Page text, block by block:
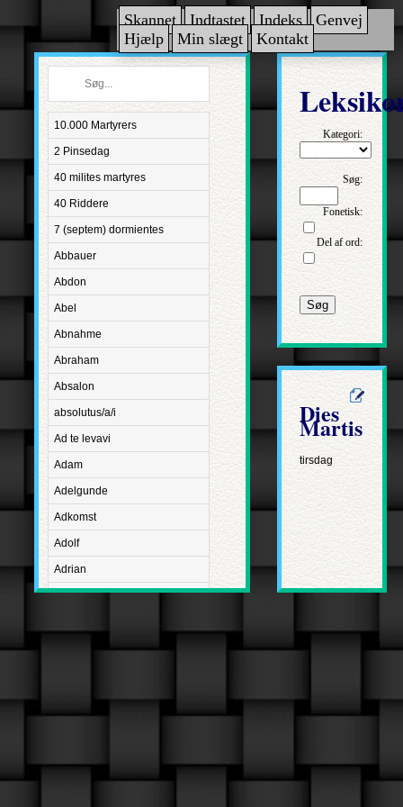
Skannet Indtastet Indeks
Genvej
Hjælp
Min slægt Kontakt
10.000 Martyrers
2 Pinsedag
40 milites martyres
40 Riddere
7 (septem) dormientes
Abbauer
Abdon
Abel
Abnahme
Abraham
Absalon
absolutus/a/i
Ad te levavi
Adam
Adelgunde
Adkomst
Adolf
Adrian
Advent
Aetatis suae
Agapetus
Kategori:
Søg:
Fonetisk:
Del af ord:
Søg
Dies
Martis
tirsdag